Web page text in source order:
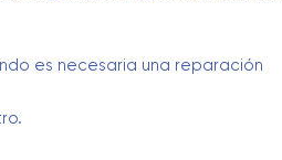
es necesaria una reparación